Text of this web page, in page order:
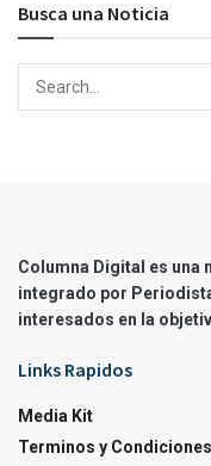
Busca una Noticia
Columna Digital es una
integrado por
interesados en la
Links Rapidos
Media Kit
Terminos y Condiciones